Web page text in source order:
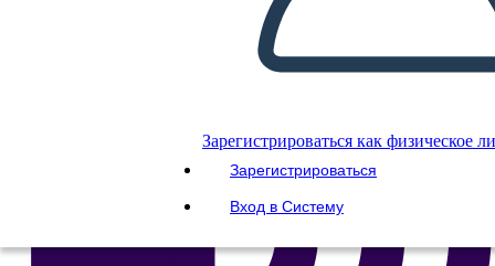
Зарегистрироваться как физическое
Зарегистрироваться
Вход в Систему